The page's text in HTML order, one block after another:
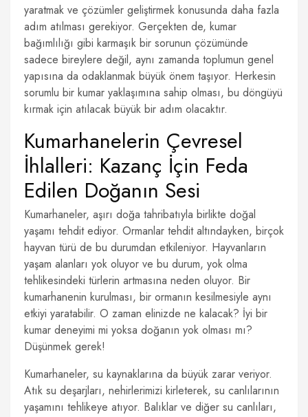
yaratmak ve çözümler geliştirmek konusunda daha fazla
adım atılması gerekiyor. Gerçekten de, kumar
bağımlılığı gibi karmaşık bir sorunun çözümünde
sadece bireylere değil, aynı zamanda toplumun genel
yapısına da odaklanmak büyük önem taşıyor. Herkesin
sorumlu bir kumar yaklaşımına sahip olması, bu döngüyü
kırmak için atılacak büyük bir adım olacaktır.
Kumarhanelerin Çevresel
İhlalleri: Kazanç İçin Feda
Edilen Doğanın Sesi
Kumarhaneler, aşırı doğa tahribatıyla birlikte doğal
yaşamı tehdit ediyor. Ormanlar tehdit altındayken, birçok
hayvan türü de bu durumdan etkileniyor. Hayvanların
yaşam alanları yok oluyor ve bu durum, yok olma
tehlikesindeki türlerin artmasına neden oluyor. Bir
kumarhanenin kurulması, bir ormanın kesilmesiyle aynı
etkiyi yaratabilir. O zaman elinizde ne kalacak? İyi bir
kumar deneyimi mi yoksa doğanın yok olması mı?
Düşünmek gerek!
Kumarhaneler, su kaynaklarına da büyük zarar veriyor.
Atık su deşarjları, nehirlerimizi kirleterek, su canlılarının
yaşamını tehlikeye atıyor. Balıklar ve diğer su canlıları,